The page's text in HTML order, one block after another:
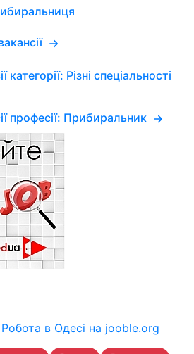
категорії: Різні спеціальності
професії: Прибиральник
Робота в Одесі на jooble.org